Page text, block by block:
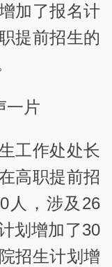
加了报名计
提前招生的
一片
工作处处长
高职提前招
人，涉及26
划增加了30
招生计划增